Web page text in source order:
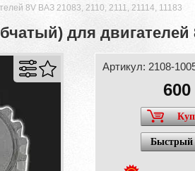
8V ВАЗ 21083, 2110, 2111, 21114, 11183
для двигателей
Артикул: 2108-
600
Быстрый